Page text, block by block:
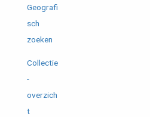
Geografi
sch
zoeken
Collectie
-
overzich
t